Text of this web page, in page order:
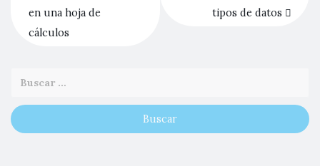
en una hoja de
cálculos
tipos de datos